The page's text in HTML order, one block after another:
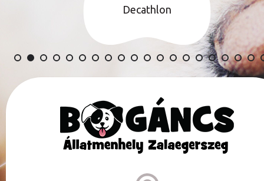
Decathlon
TÁMOGATÓINK TELJES LISTÁJA